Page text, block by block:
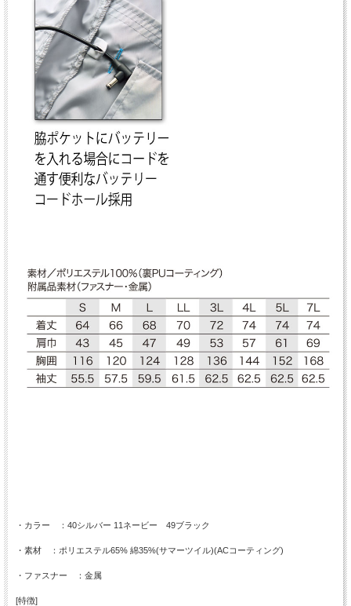
・カラー ：40シルバー 11ネービー 49ブラック
・素材 ：ポリエステル65% 綿35%(サマーツイル)(ACコーティング)
・ファスナー ：金属
[特徴]